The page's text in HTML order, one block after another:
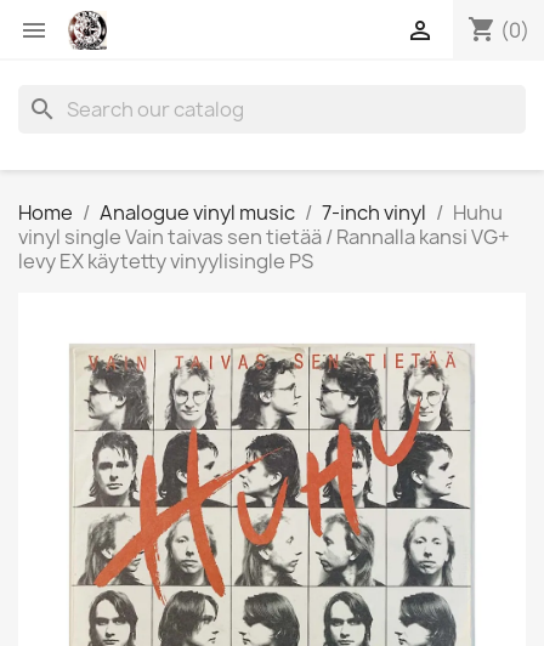
 shopping_cart (0)

search
Home Analogue vinyl music 7-inch vinyl
Huhu
vinyl single Vain taivas sen tietää / Rannalla kansi VG+
levy EX käytetty vinyylisingle PS